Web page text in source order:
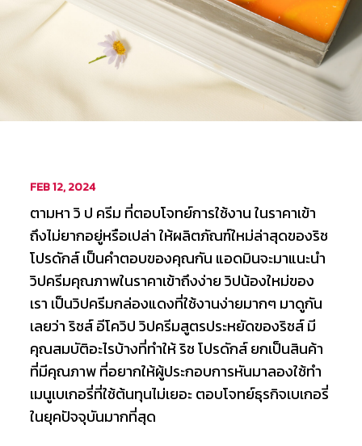
FEB 12, 2024
ตามหา วิ ป ครีม ที่ตอบโจทย์การใช้งาน ในราคาเข้า
ถึงไม่ยากอยู่หรือเปล่า ให้ผลิตภัณฑ์ใหม่ล่าสุดของริช
โปรดักส์ เป็นคำตอบของคุณกัน แอดมินจะมาแนะนำ
วิปครีมคุณภาพในราคาเข้าถึงง่าย วิปน้องใหม่ของ
เรา เป็นวิปครีมกล่องแดงที่ใช้งานง่ายมากๆ มาดูกัน
เลยว่า ริชส์ อีโควิป วิปครีมสูตรประหยัดของริชส์ มี
คุณสมบัติอะไรบ้างที่ทำให้ ริช โปรดักส์ ยกเป็นสินค้า
ที่มีคุณภาพ ที่อยากให้ผู้ประกอบการหันมาลองใช้ทำ
เมนูเบเกอรี่ที่ใช้ต้นทุนไม่เยอะ ตอบโจทย์ธุรกิจเบเกอรี่
ในยุคปัจจุบันมากที่สุด